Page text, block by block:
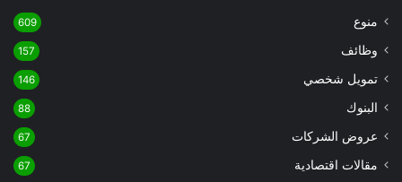
منوع 609
وظائف 157
تمويل شخصي 146
البنوك 88
عروض الشركات 67
مقالات اقتصادية 67